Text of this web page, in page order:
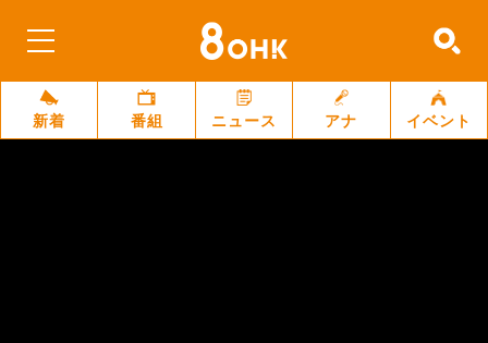
新着 番組 ニュース アナ イベント